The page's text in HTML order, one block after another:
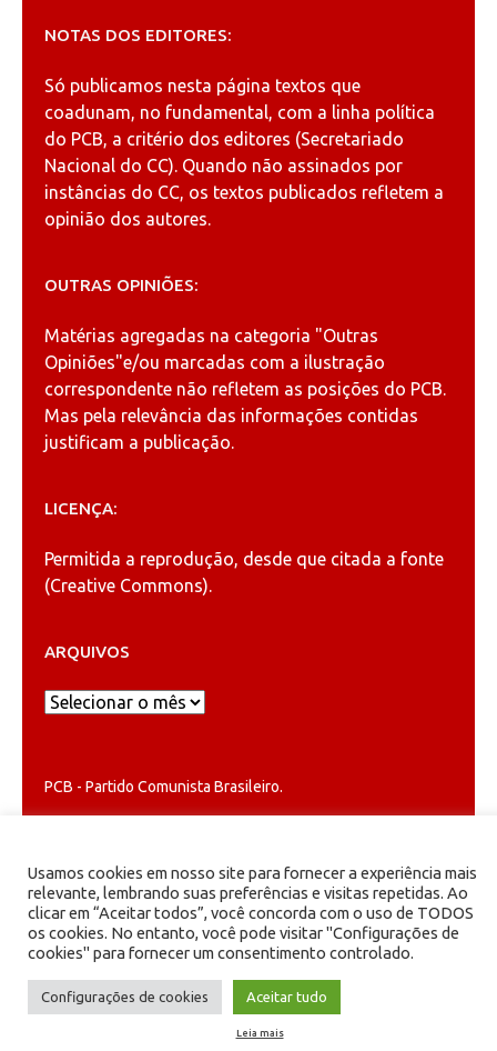
NOTAS DOS EDITORES:
Só publicamos nesta página textos que
coadunam, no fundamental, com a linha política
do PCB, a critério dos editores (Secretariado
Nacional do CC). Quando não assinados por
instâncias do CC, os textos publicados refletem a
opinião dos autores.
OUTRAS OPINIÕES:
Matérias agregadas na categoria "Outras
Opiniões"e/ou marcadas com a ilustração
correspondente não refletem as posições do PCB.
Mas pela relevância das informações contidas
justificam a publicação.
LICENÇA:
Permitida a reprodução, desde que citada a fonte
(Creative Commons).
ARQUIVOS
Arquivos
PCB - Partido Comunista Brasileiro.
Usamos cookies em nosso site para fornecer a experiência mais
relevante, lembrando suas preferências e visitas repetidas. Ao
clicar em “Aceitar todos”, você concorda com o uso de TODOS
os cookies. No entanto, você pode visitar "Configurações de
cookies" para fornecer um consentimento controlado.
Configurações de cookies Aceitar tudo
Leia mais